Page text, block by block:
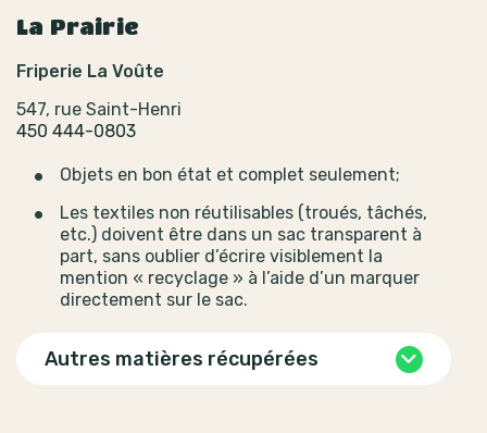
La Prairie
Friperie La Voûte
547, rue Saint-Henri
450 444-0803
Objets en bon état et complet seulement;
Les textiles non réutilisables (troués, tâchés,
etc.) doivent être dans un sac transparent à
part, sans oublier d’écrire visiblement la
mention « recyclage » à l’aide d’un marquer
directement sur le sac.
Autres matières récupérées